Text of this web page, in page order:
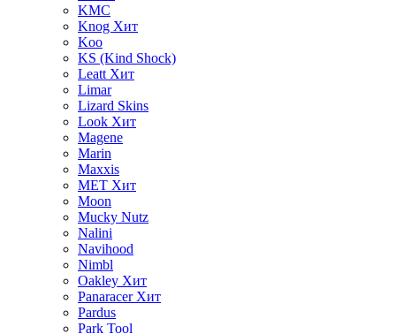
KMC
Knog Хит
Koo
KS (Kind Shock)
Leatt Хит
Limar
Lizard Skins
Look Хит
Magene
Marin
Maxxis
MET Хит
Moon
Mucky Nutz
Nalini
Navihood
Nimbl
Oakley Хит
Panaracer Хит
Pardus
Park Tool